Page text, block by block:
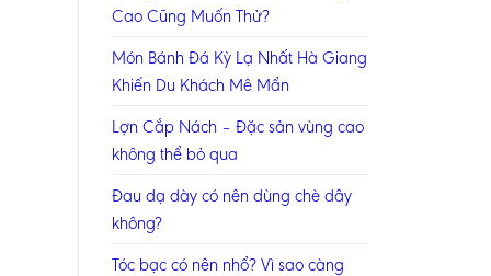
Cao Cũng Muốn Thử?
Món Bánh Đá Kỳ Lạ Nhất Hà Giang
Khiến Du Khách Mê Mẩn
Lợn Cắp Nách – Đặc sản vùng cao
không thể bỏ qua
Đau dạ dày có nên dùng chè dây
không?
Tóc bạc có nên nhổ? Vì sao càng